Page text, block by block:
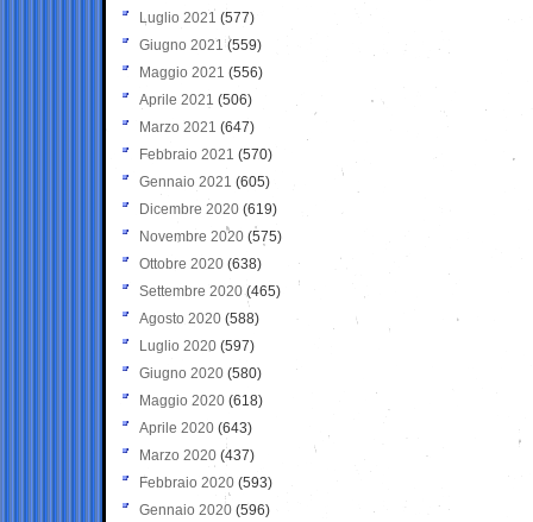
Luglio 2021 (577)
Giugno 2021(559)
Maggio 2021 (556)
Aprile 2021 (506)
Marzo 2021 (647)
Febbraio 2021 (570)
Gennaio 2021 (605)
Dicembre 2020 (619)
Novembre 2020 (575)
Ottobre 2020 (638)
Settembre 2020(465)
Agosto 2020 (588)
Luglio 2020 (597)
Giugno 2020 (580)
Maggio 2020 (618)
Aprile 2020 (643)
Marzo 2020 (437)
Febbraio 2020 (593)
Gennaio 2020 (596)